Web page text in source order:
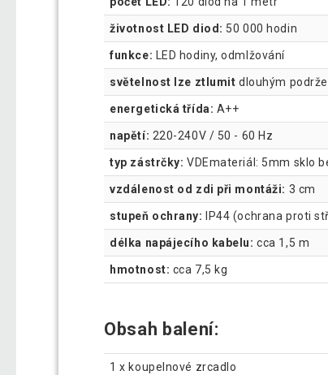
životnost LED diod: 50 000 hodin
funkce: LED hodiny, odmlžování
světelnost lze ztlumit dlouhým
energetická třída: A++
napětí: 220-240V / 50 - 60 Hz
typ zástrčky: VDEmateriál: 5mm sklo
vzdálenost od zdi při montáži: 3 cm
stupeň ochrany: IP44 (ochrana proti
délka napájecího kabelu: cca 1,5 m
hmotnost: cca 7,5 kg
Obsah balení:
1 x koupelnové zrcadlo